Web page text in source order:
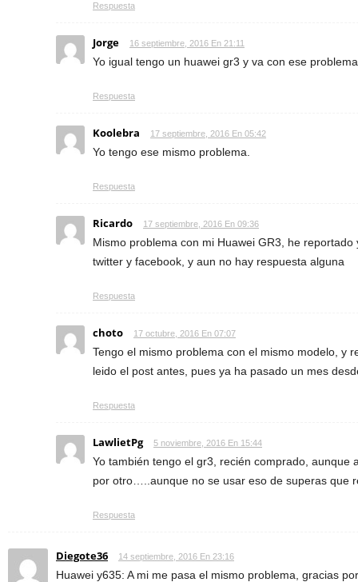
Respuesta
Jorge 16 septiembre, 2016 En 21:11
Yo igual tengo un huawei gr3 y va con ese problema
Respuesta
Koolebra 17 septiembre, 2016 En 05:42
Yo tengo ese mismo problema.
Respuesta
Ricardo 17 septiembre, 2016 En 09:36
Mismo problema con mi Huawei GR3, he
twitter y facebook, y aun no hay respuesta alguna
Respuesta
choto 17 octubre, 2016 En 07:07
Tengo el mismo problema con el mismo modelo, y
leido el post antes, pues ya ha pasado un mes
Respuesta
LawlietPg 5 noviembre, 2016 En 15:44
Yo también tengo el gr3, recién comprado, aunque
por otro…..aunque no se usar eso de superas que
Respuesta
Diegote36 14 septiembre, 2016 En 23:16
Huawei y635: A mi me pasa el mismo problema, gracias